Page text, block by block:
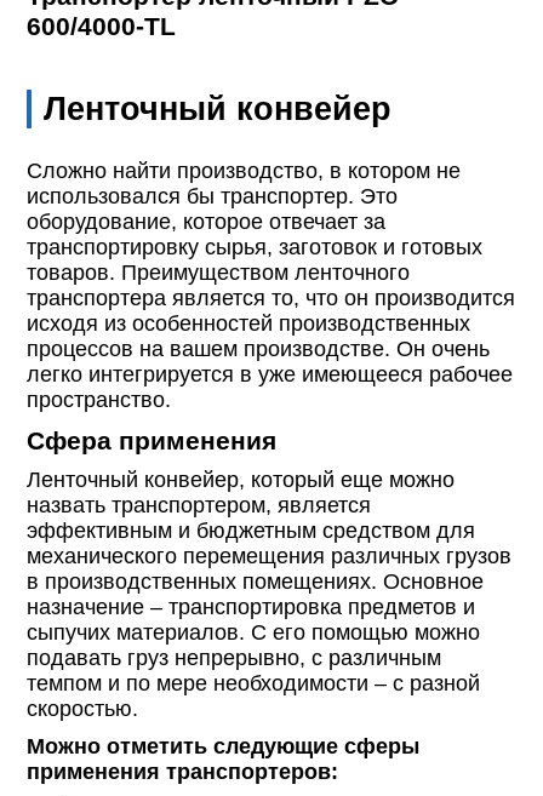
600/4000-TL
Ленточный конвейер
Сложно найти производство, в котором не
использовался бы транспортер. Это
оборудование, которое отвечает за
транспортировку сырья, заготовок и готовых
товаров. Преимуществом ленточного
транспортера является то, что он производится
исходя из особенностей производственных
процессов на вашем производстве. Он очень
легко интегрируется в уже имеющееся рабочее
пространство.
Сфера применения
Ленточный конвейер, который еще можно
назвать транспортером, является
эффективным и бюджетным средством для
механического перемещения различных грузов
в производственных помещениях. Основное
назначение – транспортировка предметов и
сыпучих материалов. С его помощью можно
подавать груз непрерывно, с различным
темпом и по мере необходимости – с разной
скоростью.
Можно отметить следующие сферы
применения транспортеров: